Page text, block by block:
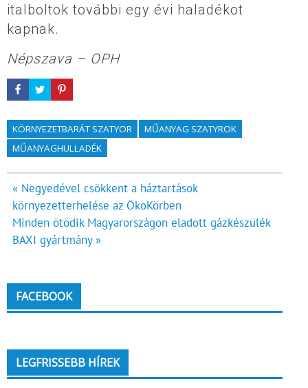
italboltok további egy évi haladékot
kapnak.
Népszava – OPH
KÖRNYEZETBARÁT SZATYOR
MŰANYAG SZATYROK
MŰANYAGHULLADÉK
Bejegyzés
navigáció
« Negyedével csökkent a háztartások
környezetterhelése az ÖkoKörben
Minden ötödik Magyarországon eladott gázkészülék
BAXI gyártmány »
FACEBOOK
LEGFRISSEBB HÍREK